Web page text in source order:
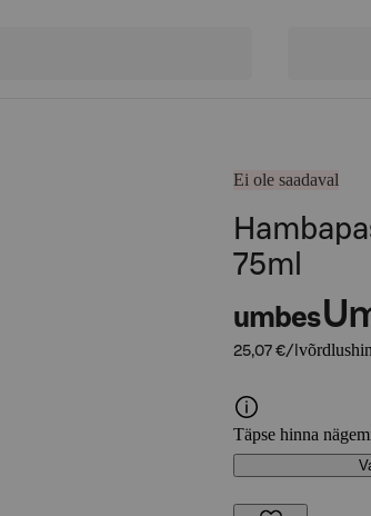
Ei ole saadaval
75ml
umbes
25,07 €/l
Täpse hinna